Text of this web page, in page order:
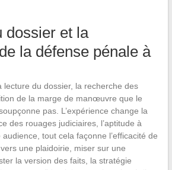
dossier et la
la défense pénale à
lecture du dossier, la recherche des
de la marge de manœuvre que le
pas. L’expérience change la
des rouages judiciaires, l’aptitude à
audience, tout cela façonne l’efficacité de
une plaidoirie, miser sur une
la version des faits, la stratégie